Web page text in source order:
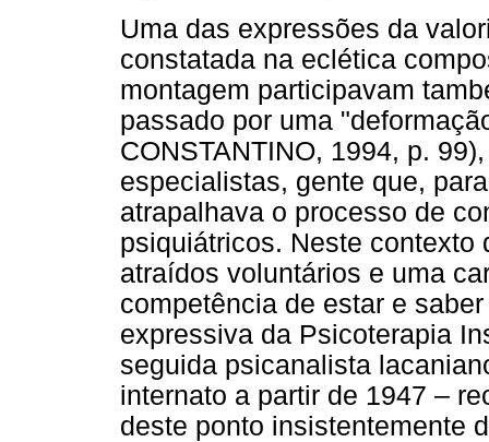
Uma das expressões da
constatada na eclética
montagem participavam
passado por uma
CONSTANTINO, 1994, p.
especialistas, gente que,
atrapalhava o processo de
psiquiátricos. Neste contexto
atraídos voluntários e uma
competência de estar e
expressiva da Psicoterapia
seguida psicanalista
internato a partir de 1947 –
deste ponto insistentemente